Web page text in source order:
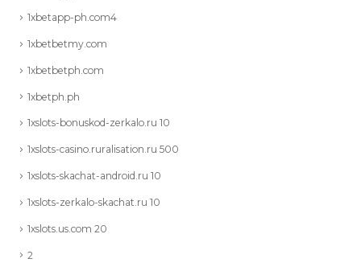
1xbetapp-ph.com4
1xbetbetmy.com
1xbetbetph.com
1xbetph.ph
1xslots-bonuskod-zerkalo.ru 10
1xslots-casino.ruralisation.ru 500
1xslots-skachat-android.ru 10
1xslots-zerkalo-skachat.ru 10
1xslots.us.com 20
2